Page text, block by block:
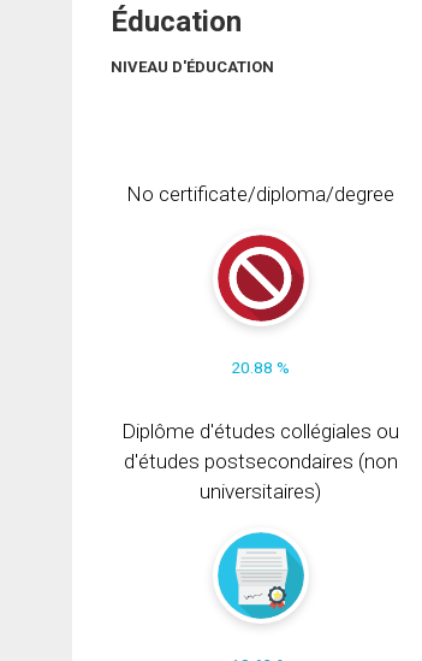
Éducation
NIVEAU D'ÉDUCATION
No certificate/diploma/degree
20.88 %
Diplôme d'études collégiales ou
d'études postsecondaires (non
universitaires)